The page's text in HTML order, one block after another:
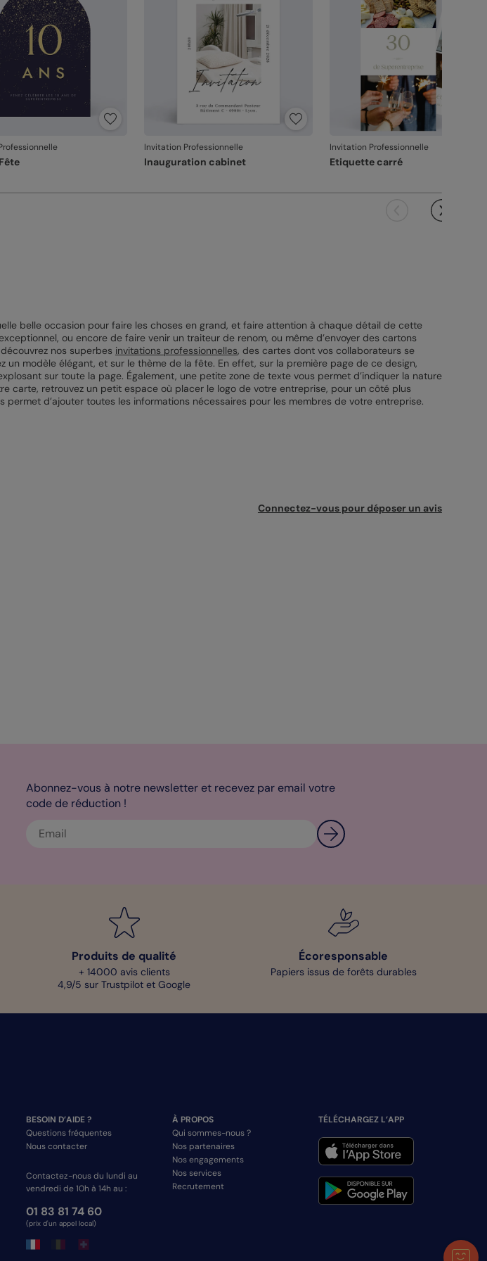
Invitation Professionnelle
Inauguration cabinet
Invitation Professionnelle
Etiquette carré
belle occasion pour faire les choses en grand, et faire attention à chaque détail de cette
ou encore de faire venir un traiteur de renom, ou même d’envoyer des cartons
nos superbes invitations professionnelles, des cartes dont vos collaborateurs se
un modèle élégant, et sur le thème de la fête. En effet, sur la première page de ce design,
sur toute la page. Également, une petite zone de texte vous permet d’indiquer la nature
carte, retrouvez un petit espace où placer le logo de votre entreprise, pour un côté plus
d’ajouter toutes les informations nécessaires pour les membres de votre entreprise.
Connectez-vous pour déposer un avis
Abonnez-vous à notre newsletter et recevez par email votre
code de réduction !
Produits de qualité
+ 14000 avis clients
4,9/5 sur Trustpilot et Google
Écoresponsable
Papiers issus de forêts durables
BESOIN D’AIDE ?
Questions fréquentes
Nous contacter
Contactez-nous du lundi au
vendredi de 10h à 14h au :
01 83 81 74 60
(prix d'un appel local)
À PROPOS
Qui sommes-nous ?
Nos partenaires
Nos engagements
Nos services
Recrutement
TÉLÉCHARGEZ L’APP